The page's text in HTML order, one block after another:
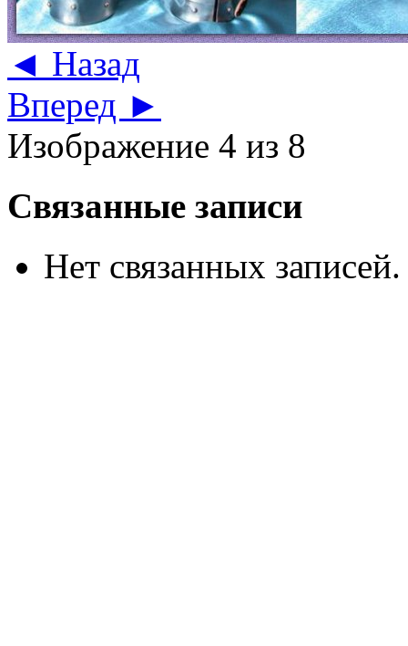
◄ Назад
Вперед ►
Изображение 4 из 8
Связанные записи
Нет связанных записей.